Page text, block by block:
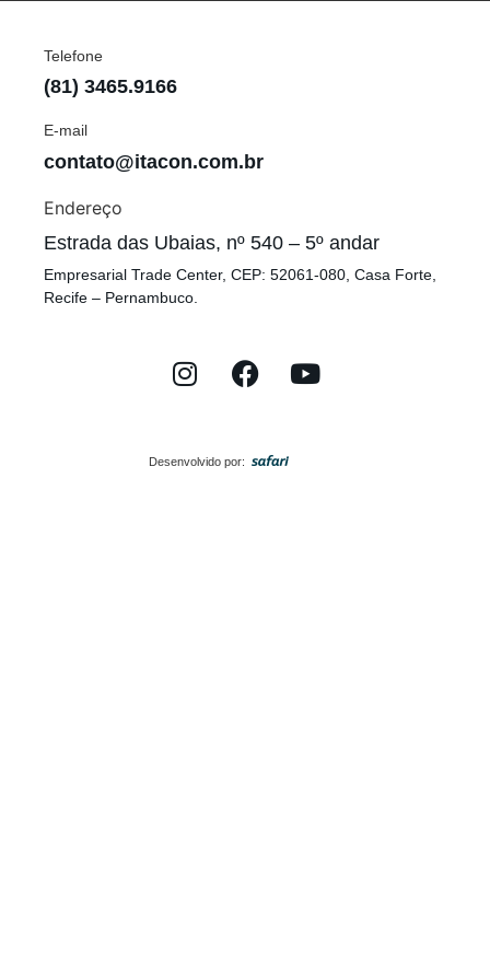
Telefone
(81) 3465.9166
E-mail
contato@itacon.com.br
Endereço
Estrada das Ubaias, nº 540 – 5º andar
Empresarial Trade Center, CEP: 52061-080, Casa Forte,
Recife – Pernambuco.
Desenvolvido por: